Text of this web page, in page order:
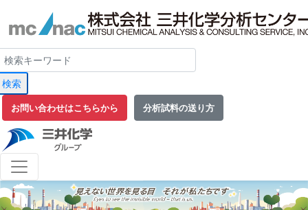
検索
お問い合わせはこちらから 分析試料の送り方